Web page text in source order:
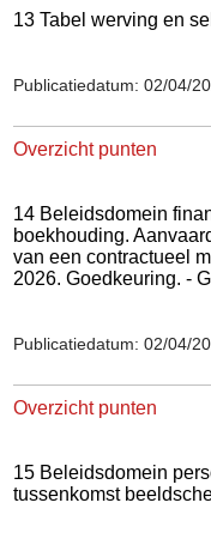
13 Tabel werving en
Publicatiedatum: 02/04/
Overzicht punten
14 Beleidsdomein
boekhouding.
van een contractueel
2026. Goedkeuring. -
Publicatiedatum: 02/04/
Overzicht punten
15 Beleidsdomein
tussenkomst